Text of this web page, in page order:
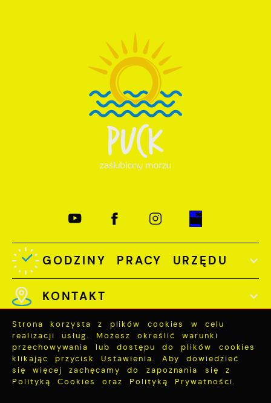
GODZINY PRACY URZĘDU
KONTAKT
Odwiedzin: 3761842
Online: 438
Strona korzysta z plików cookies w celu
realizacji usług. Możesz określić warunki
przechowywania lub dostępu do plików cookies
klikając przycisk Ustawienia. Aby dowiedzieć
się więcej zachęcamy do zapoznania się z
Polityką Cookies oraz Polityką Prywatności.